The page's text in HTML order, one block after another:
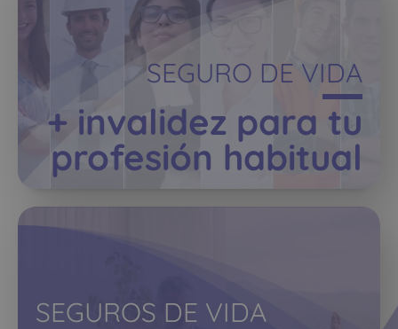
SEGURO DE VIDA
+ invalidez para tu
profesión habitual
SEGUROS DE VIDA